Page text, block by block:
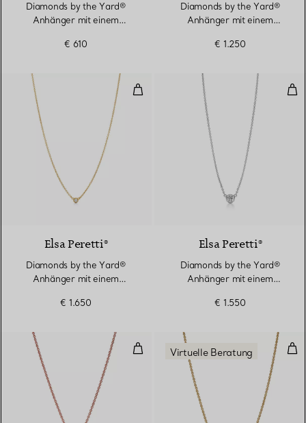
Diamonds by the Yard®
Anhänger mit einem
€ 610
Diamonds by the Yard®
Anhänger mit einem
€ 1.250
Diamonds by the Yard®
2 Materialien
Elsa Peretti®
Diamonds by the Yard®
Anhänger mit einem
€ 1.650
Elsa Peretti®
Diamonds by the Yard®
Anhänger mit einem
€ 1.550
Kleiner Anhänger in Roségold
Virtuelle Beratung